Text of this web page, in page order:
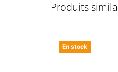
Produits
En stock